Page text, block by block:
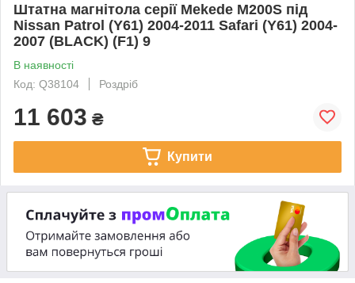
Штатна магнітола серії Mekede M200S під
Nissan Patrol (Y61) 2004-2011 Safari (Y61) 2004-
2007 (BLACK) (F1) 9
В наявності
Код: Q38104
Роздріб
11 603 ₴
Купити